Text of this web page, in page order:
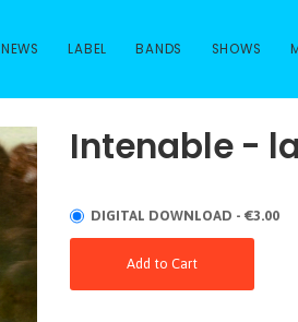
NEWS LABEL BANDS SHOWS
Intenable -
DIGITAL DOWNLOAD - €3.00
Add to Cart